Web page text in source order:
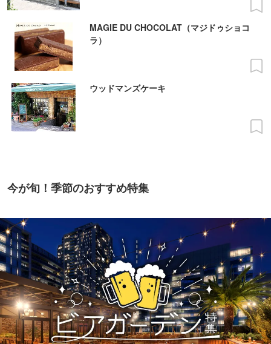
MAGIE DU CHOCOLAT（マジドゥショコ
ラ）
ウッドマンズケーキ
今が旬！季節のおすすめ特集